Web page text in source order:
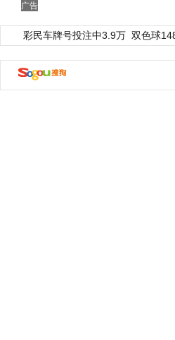
广告
彩民车牌号投注中3.9万 双色球